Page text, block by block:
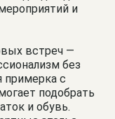
и
встреч —
без
примерка с
подобрать
и обувь.